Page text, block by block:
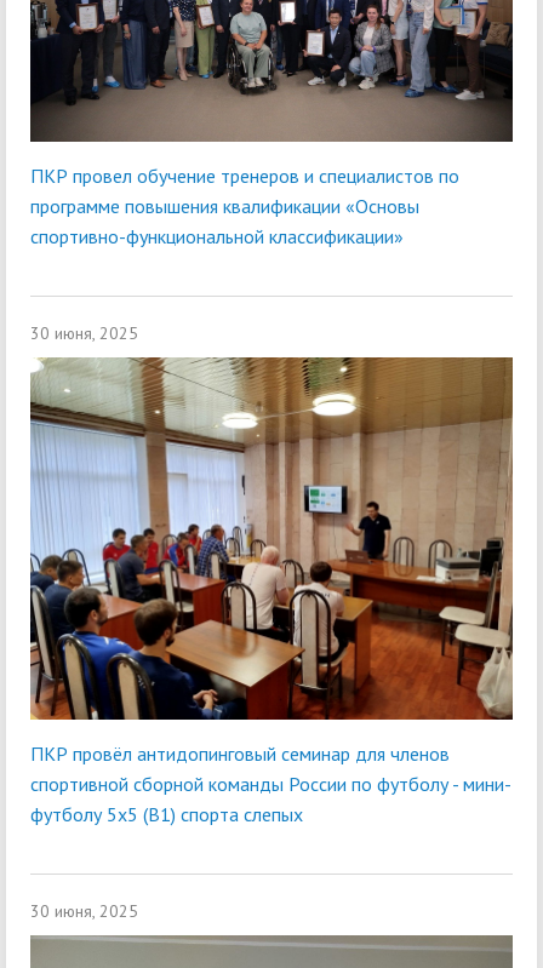
ПКР провел обучение тренеров и специалистов по
программе повышения квалификации «Основы
спортивно-функциональной классификации»
30 июня, 2025
ПКР провёл антидопинговый семинар для членов
спортивной сборной команды России по футболу - мини-
футболу 5х5 (В1) спорта слепых
30 июня, 2025